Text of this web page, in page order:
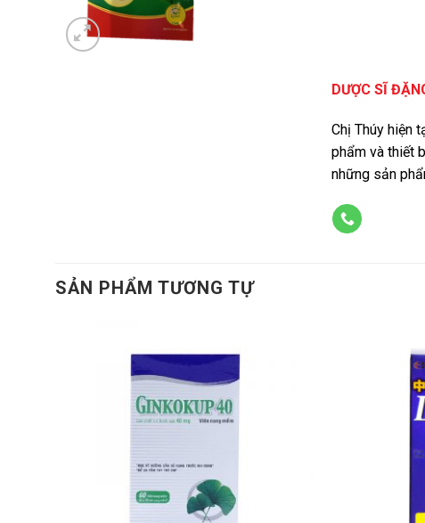
DƯỢC SĨ
Chị Thúy hiện
phẩm và thiết
những sản
SẢN PHẨM TƯƠNG TỰ